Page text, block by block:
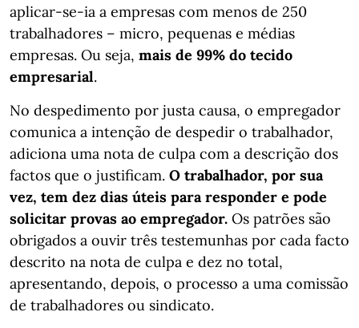
aplicar-se-ia a empresas com menos de 250
trabalhadores – micro, pequenas e médias
empresas. Ou seja, mais de 99% do tecido
empresarial.
No despedimento por justa causa, o empregador
comunica a intenção de despedir o trabalhador,
adiciona uma nota de culpa com a descrição dos
factos que o justificam. O trabalhador, por sua
vez, tem dez dias úteis para responder e pode
solicitar provas ao empregador. Os patrões são
obrigados a ouvir três testemunhas por cada facto
descrito na nota de culpa e dez no total,
apresentando, depois, o processo a uma comissão
de trabalhadores ou sindicato.